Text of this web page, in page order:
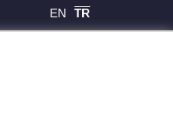
EN TR